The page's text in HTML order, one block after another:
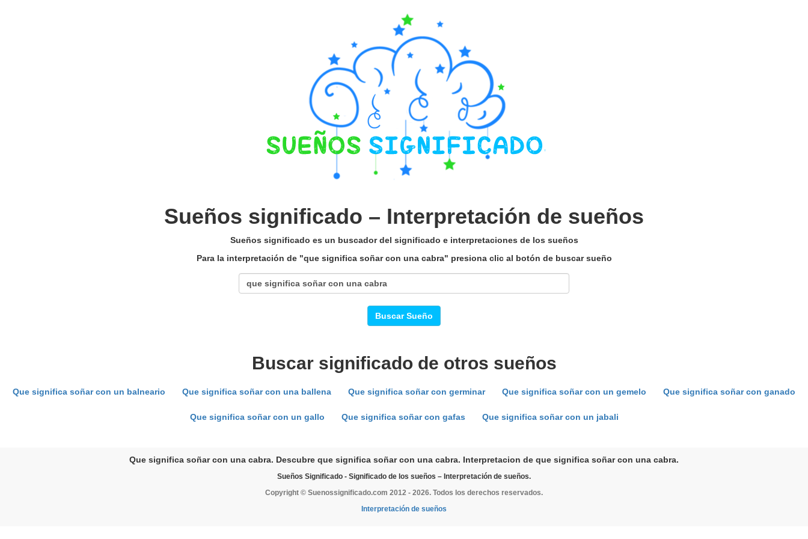
Sueños significado – Interpretación de sueños
Sueños significado es un buscador del significado e interpretaciones de los sueños
Para la interpretación de "que significa soñar con una cabra" presiona clic al botón de buscar sueño
Buscar Sueño
Buscar significado de otros sueños
Que significa soñar con un balneario Que significa soñar con una ballena Que significa soñar con germinar Que significa soñar con un gemelo Que significa soñar con ganado
Que significa soñar con un gallo Que significa soñar con gafas Que significa soñar con un jabali
Que significa soñar con una cabra. Descubre que significa soñar con una cabra. Interpretacion de que significa soñar con una cabra.
Sueños Significado - Significado de los sueños – Interpretación de sueños.
Copyright © Suenossignificado.com 2012 - 2026. Todos los derechos reservados.
Interpretación de sueños